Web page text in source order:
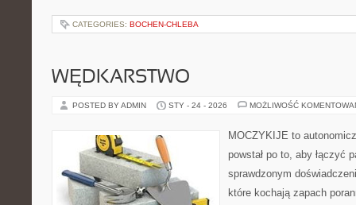
CATEGORIES: BOCHEN-CHLEBA
WĘDKARSTWO
POSTED BY ADMIN STY - 24 - 2026 MOŻLIWOŚĆ
MOCZYKIJE to
powstał po to, aby łączyć
sprawdzonym
które kochają zapach